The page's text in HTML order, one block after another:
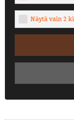
Näytä vain 2